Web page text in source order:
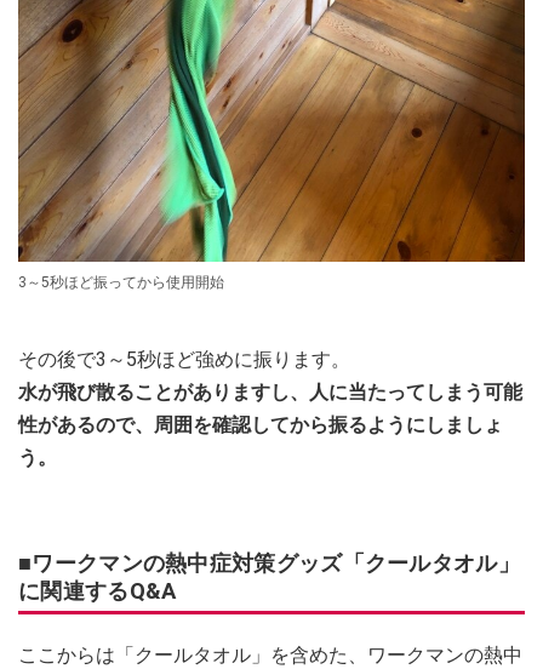
3～5秒ほど振ってから使用開始
その後で3～5秒ほど強めに振ります。
水が飛び散ることがありますし、人に当たってしまう可能
性があるので、周囲を確認してから振るようにしましょ
う。
■ワークマンの熱中症対策グッズ「クールタオル」
に関連するQ&A
ここからは「クールタオル」を含めた、ワークマンの熱中